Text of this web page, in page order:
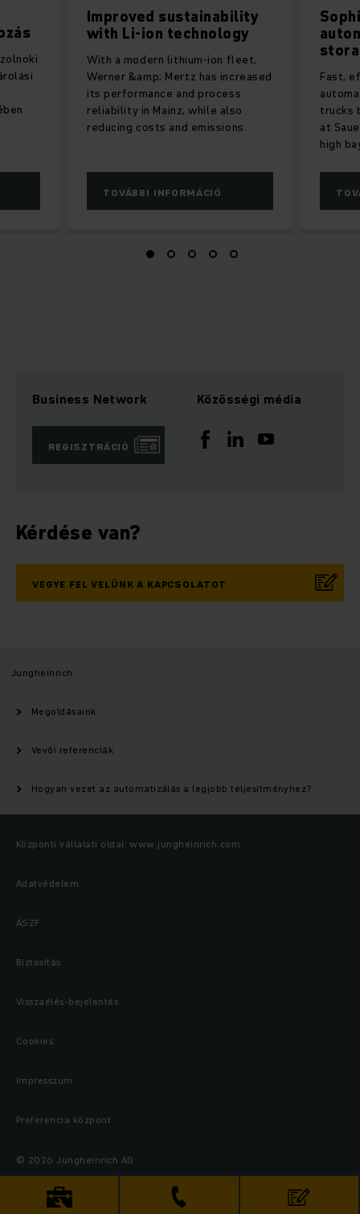
Improved sustainability
with Li-ion technology
With a modern lithium-ion fleet,
Werner &amp; Mertz has increased
its performance and process
reliability in Mainz, while also
reducing costs and emissions.
TOVÁBBI INFORMÁCIÓ
Fast,
trucks
at
high
Business Network
REGISZTRÁCIÓ
Közösségi média
Kérdése van?
VEGYE FEL VELÜNK A KAPCSOLATOT
Jungheinrich
Megoldásaink
Vevői referenciák
Hogyan vezet az automatizálás a legjobb teljesítményhez?
Központi vállalati oldal: www.jungheinrich.com
Adatvédelem
ÁSZF
Biztosítás
Visszaélés-bejelentés
Cookies
Impresszum
Preferencia központ
© 2026 Jungheinrich AG